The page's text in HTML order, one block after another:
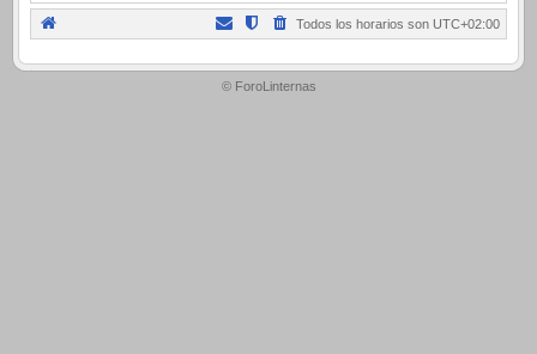
Todos los horarios son UTC+02:00
.
© ForoLinternas